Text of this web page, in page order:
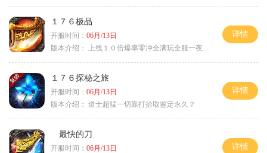
１７６极品
开服时间： 06月/13日
版本介绍：
上线１０倍爆率零冲全满玩全服一夜终极
详情
１７６探秘之旅
开服时间： 06月/13日
版本介绍： 道士超猛一切靠打拾取鉴定永久？
详情
最快的刀
开服时间： 06月/13日
详情